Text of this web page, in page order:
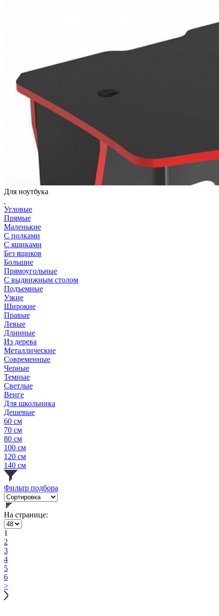
Для ноутбука
Угловые
Прямые
Маленькие
С полками
С ящиками
Без ящиков
Большие
Прямоугольные
С выдвижным столом
Подъемные
Узкие
Широкие
Правые
Левые
Длинные
Из дерева
Металлические
Современные
Черные
Темные
Светлые
Венге
Для школьника
Дешевые
60 см
70 см
80 см
100 см
120 см
140 см
Фильтр подбора
На странице:
1
2
3
4
5
6
>